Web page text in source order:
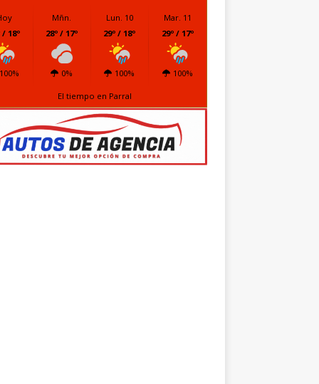
/ 18º
100%
Mñn.
28º / 17º
0%
Lun. 10
29º / 18º
100%
Mar. 11
29º / 17º
100%
El tiempo en Parral